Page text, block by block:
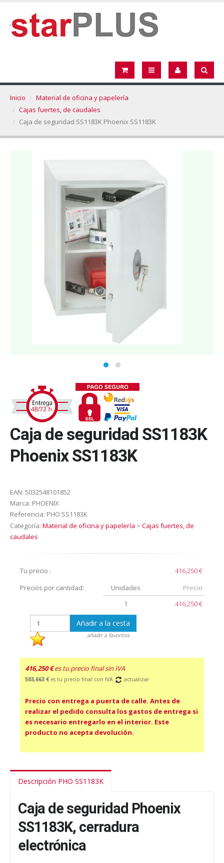
Inicio
Material de oficina y papelería
Cajas fuertes, de caudales
Caja de seguridad SS1183K Phoenix SS1183K
Caja de seguridad SS1183K
Phoenix SS1183K
EAN: 5032548101852
Marca: PHOENIX
Referencia: PHO SS1183K
Categoría: Material de oficina y papelería > Cajas fuertes, de
caudales
Tu precio :
416,250 €
Precios por cantidad:
Unidades
Precio
1
416,250 €
Añadir a la cesta
añadir a favoritos
416,250 € es tu precio final sin IVA
503,663 € es tu precio final con IVA actualizar
Precio con entrega a puerta de calle. Antes de
realizar el pedido consulta los gastos de entrega si
es necesario entregarlo en el interior. Este
producto no acepta devolución.
Descripción PHO SS1183K
Caja de seguridad Phoenix
SS1183K, cerradura
electrónica